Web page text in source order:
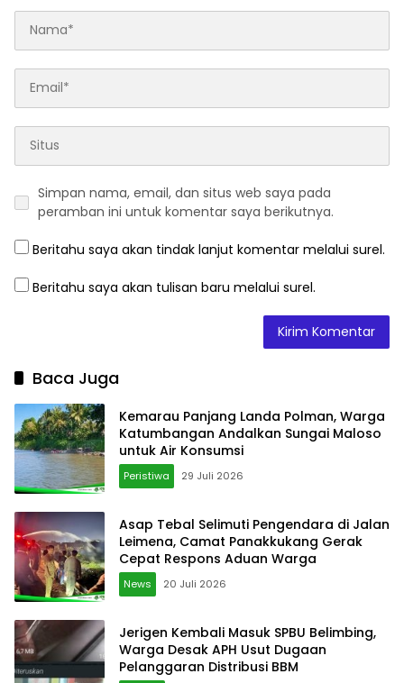
Simpan nama, email, dan situs web saya pada
peramban ini untuk komentar saya berikutnya.
Beritahu saya akan tindak lanjut komentar melalui surel.
Beritahu saya akan tulisan baru melalui surel.
Baca Juga
Kemarau Panjang Landa Polman, Warga
Katumbangan Andalkan Sungai Maloso
untuk Air Konsumsi
Peristiwa 29 Juli 2026
Asap Tebal Selimuti Pengendara di Jalan
Leimena, Camat Panakkukang Gerak
Cepat Respons Aduan Warga
News 20 Juli 2026
Jerigen Kembali Masuk SPBU Belimbing,
Warga Desak APH Usut Dugaan
Pelanggaran Distribusi BBM